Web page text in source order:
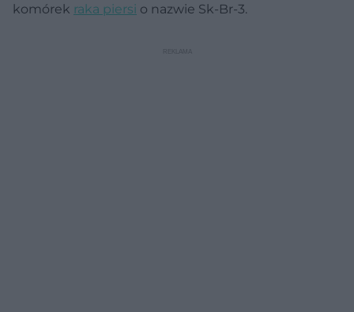
komórek raka piersi o nazwie Sk-Br-3.